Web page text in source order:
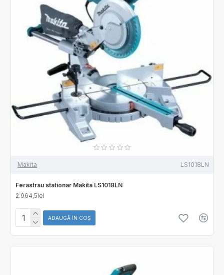
Makita LS1018LN
Ferastrau stationar Makita LS1018LN
2.964,5lei
ADAUGĂ ÎN COŞ